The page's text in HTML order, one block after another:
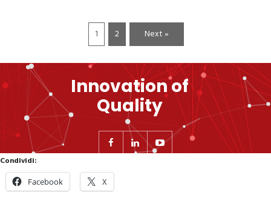
1 2 Next »
Innovation of
Quality
Condividi:
Facebook X